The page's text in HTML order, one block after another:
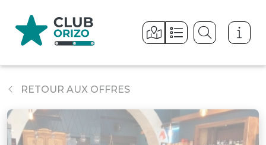
RETOUR AUX OFFRES